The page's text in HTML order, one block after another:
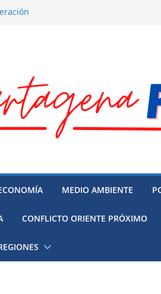
finalmente
MEDIO AMBIENTE
CONFLICTO ORIENTE PRÓXIMO